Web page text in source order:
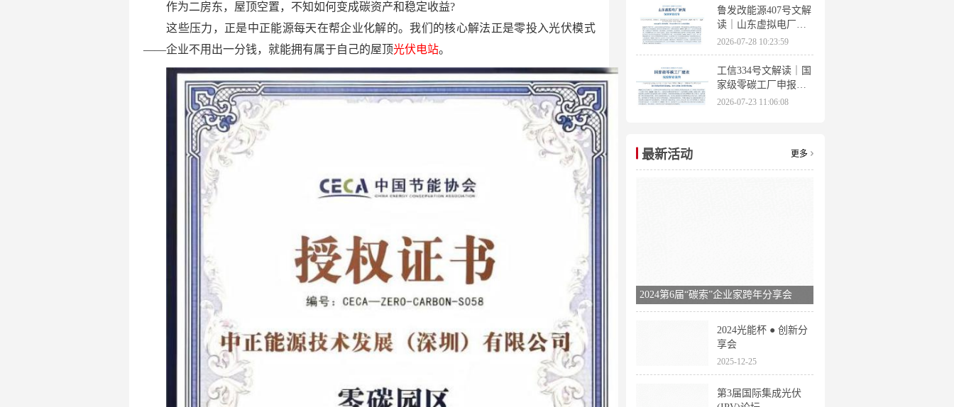
作为二房东，屋顶空置，不知如何变成碳资产和稳定收益?
这些压力，正是中正能源每天在帮企业化解的。我们的核心解法正是零投入光伏模式
——企业不用出一分钱，就能拥有属于自己的屋顶光伏电站。
鲁发改能源407号文解
读｜山东虚拟电厂管
理办法全文 分布式光
伏打包入市规则详解
2026-07-28 10:23:59
工信334号文解读｜国
家级零碳工厂申报条
件、三大硬性指标、
2026-07-23 11:06:08
最新活动 更多
2024第6届“碳索”企业家跨年分享会
2024光能杯 ● 创新分
享会
2025-12-25
第3届国际集成光伏